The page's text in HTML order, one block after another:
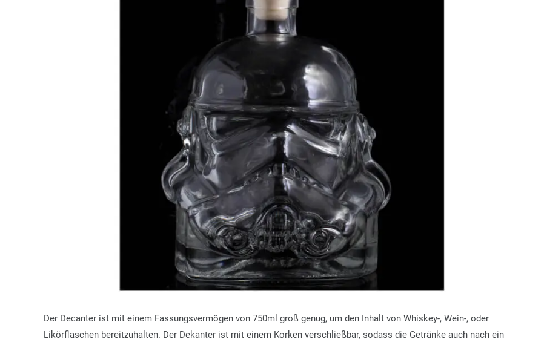
Der Decanter ist mit einem Fassungsvermögen von 750ml groß genug, um den Inhalt von Whiskey-, Wein-, oder
Likörflaschen bereitzuhalten. Der Dekanter ist mit einem Korken verschließbar, sodass die Getränke auch nach ein